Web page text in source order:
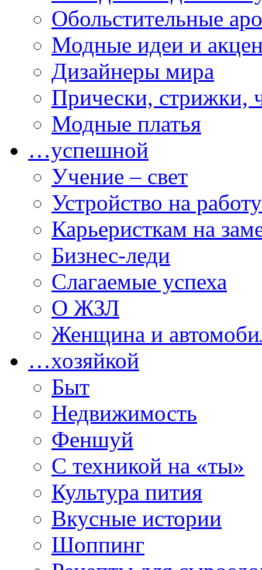
Обольстительные
Модные идеи и
Дизайнеры мира
Прически, стрижки,
Модные платья
…успешной
Учение – свет
Устройство на работу
Карьеристкам на
Бизнес-леди
Слагаемые успеха
О ЖЗЛ
Женщина и
…хозяйкой
Быт
Недвижимость
Феншуй
С техникой на «ты»
Культура пития
Вкусные истории
Шоппинг